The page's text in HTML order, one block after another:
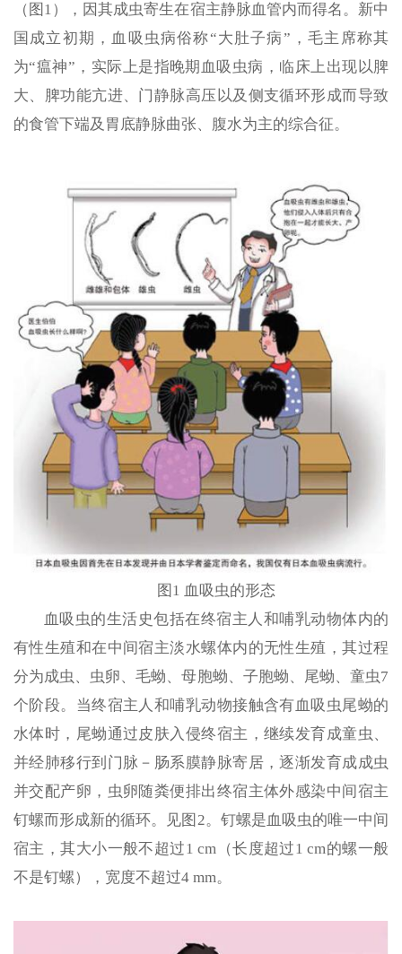
（图1），因其成虫寄生在宿主静脉血管内而得名。新中
国成立初期，血吸虫病俗称“大肚子病”，毛主席称其
为“瘟神”，实际上是指晚期血吸虫病，临床上出现以脾
大、脾功能亢进、门静脉高压以及侧支循环形成而导致
的食管下端及胃底静脉曲张、腹水为主的综合征。
图1 血吸虫的形态
血吸虫的生活史包括在终宿主人和哺乳动物体内的
有性生殖和在中间宿主淡水螺体内的无性生殖，其过程
分为成虫、虫卵、毛蚴、母胞蚴、子胞蚴、尾蚴、童虫7
个阶段。当终宿主人和哺乳动物接触含有血吸虫尾蚴的
水体时，尾蚴通过皮肤入侵终宿主，继续发育成童虫、
并经肺移行到门脉－肠系膜静脉寄居，逐渐发育成成虫
并交配产卵，虫卵随粪便排出终宿主体外感染中间宿主
钉螺而形成新的循环。见图2。钉螺是血吸虫的唯一中间
宿主，其大小一般不超过1 cm（长度超过1 cm的螺一般
不是钉螺），宽度不超过4 mm。